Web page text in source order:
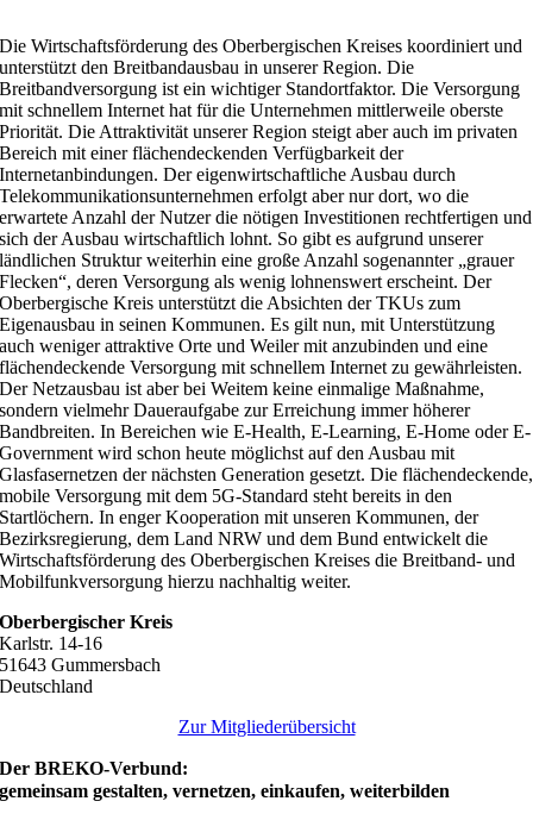
Die Wirtschaftsförderung des Oberbergischen Kreises koordiniert und
unterstützt den Breitbandausbau in unserer Region. Die
Breitbandversorgung ist ein wichtiger Standortfaktor. Die Versorgung
mit schnellem Internet hat für die Unternehmen mittlerweile oberste
Priorität. Die Attraktivität unserer Region steigt aber auch im privaten
Bereich mit einer flächendeckenden Verfügbarkeit der
Internetanbindungen. Der eigenwirtschaftliche Ausbau durch
Telekommunikationsunternehmen erfolgt aber nur dort, wo die
erwartete Anzahl der Nutzer die nötigen Investitionen rechtfertigen und
sich der Ausbau wirtschaftlich lohnt. So gibt es aufgrund unserer
ländlichen Struktur weiterhin eine große Anzahl sogenannter „grauer
Flecken“, deren Versorgung als wenig lohnenswert erscheint. Der
Oberbergische Kreis unterstützt die Absichten der TKUs zum
Eigenausbau in seinen Kommunen. Es gilt nun, mit Unterstützung
auch weniger attraktive Orte und Weiler mit anzubinden und eine
flächendeckende Versorgung mit schnellem Internet zu gewährleisten.
Der Netzausbau ist aber bei Weitem keine einmalige Maßnahme,
sondern vielmehr Daueraufgabe zur Erreichung immer höherer
Bandbreiten. In Bereichen wie E-Health, E-Learning, E-Home oder E-
Government wird schon heute möglichst auf den Ausbau mit
Glasfasernetzen der nächsten Generation gesetzt. Die flächendeckende,
mobile Versorgung mit dem 5G-Standard steht bereits in den
Startlöchern. In enger Kooperation mit unseren Kommunen, der
Bezirksregierung, dem Land NRW und dem Bund entwickelt die
Wirtschaftsförderung des Oberbergischen Kreises die Breitband- und
Mobilfunkversorgung hierzu nachhaltig weiter.
Oberbergischer Kreis
Karlstr. 14-16
51643 Gummersbach
Deutschland
Zur Mitgliederübersicht
Der BREKO-Verbund:
gemeinsam gestalten, vernetzen, einkaufen, weiterbilden